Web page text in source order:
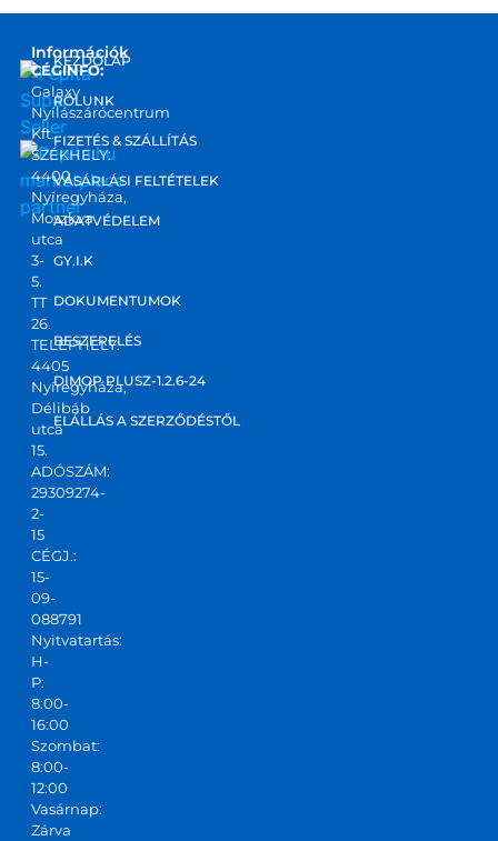
marketplace
partner
Információk
CÉGINFO:
Galaxy
Nyílászárócentrum
Kft.
SZÉKHELY:
4400
Nyíregyháza,
Moszkva
utca
3-
5.
TT
26.
TELEPHELY:
4405
Nyíregyháza,
Délibáb
utca
15.
ADÓSZÁM:
29309274-
2-
15
CÉGJ.:
15-
09-
088791
Nyitvatartás:
H-
P:
8:00-
16:00
Szombat:
8:00-
12:00
Vasárnap:
Zárva
KEZDŐLAP
RÓLUNK
FIZETÉS & SZÁLLÍTÁS
VÁSÁRLÁSI FELTÉTELEK
ADATVÉDELEM
GY.I.K
DOKUMENTUMOK
BESZERELÉS
DIMOP PLUSZ-1.2.6-24
ELÁLLÁS A SZERZŐDÉSTŐL